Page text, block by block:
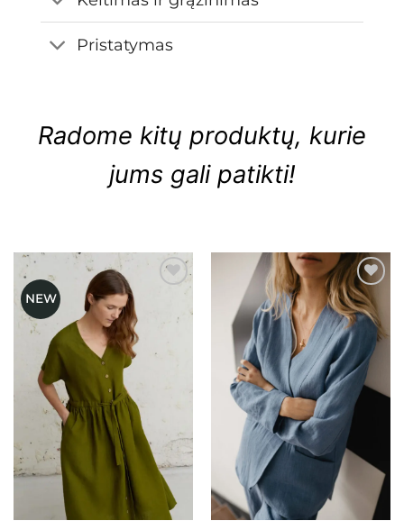
Pristatymas
Radome kitų produktų, kurie
jums gali patikti!
NEW
Mėgstamiausias Mėgstamiausias